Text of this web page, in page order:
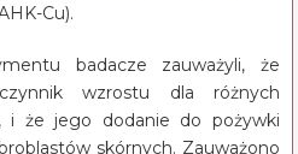
Cu).
badacze zauważyli, że
wzrostu dla różnych
i że jego dodanie do pożywki
skórnych. Zauważono